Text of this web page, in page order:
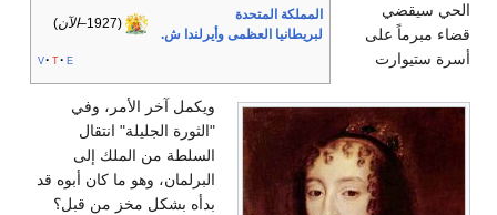
المملكة المتحدة
لبريطانيا العظمى وأيرلندا ش.
(1927– الآن)
v t e
الحي سيقضي
قضاء مبرماً على
أسرة ستيوارت
ويكمل آخر الأمر، وفي
"الثورة الجليلة" انتقال
السلطة من الملك إلى
البرلمان، وهو ما كان أبوه قد
بدأه بشكل مخز من قبل؟